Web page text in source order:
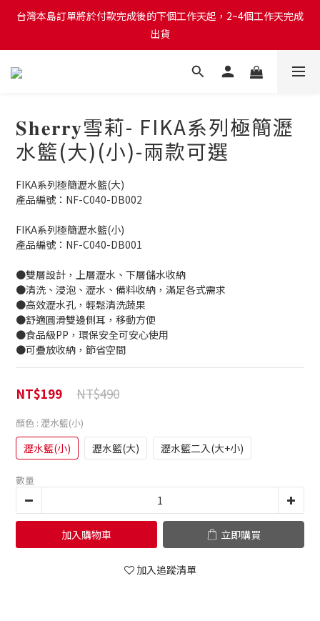
台灣本島訂單將於付款完成後的下個工作天起，2~4個工作天完成
出貨
台灣本島訂單將於付款完成後的下個工作天起，2~4個工作天完成
出貨
台灣本島消費滿$999免運費
台灣本島訂單將於付款完成後的下個工作天起，2~4個工作天完成
出貨
𝐒𝐡𝐞𝐫𝐫𝐲雪莉- FIKA系列極簡瀝
水籃(大)(小)-兩款可選
FIKA系列極簡瀝水籃(大)
產品編號：NF-C040-DB002
FIKA系列極簡瀝水籃(小)
產品編號：NF-C040-DB001
●雙層設計，上層瀝水、下層儲水收納
●清洗、浸泡、瀝水、備料收納，滿足各式需求
●高效瀝水孔，輕鬆清洗蔬果
●舒適圓滑雙邊側耳，移動方便
●食品級PP，環保安全可安心使用
●可疊放收納，節省空間
NT$490
NT$199
顏色 : 瀝水籃(小)
瀝水籃(小) 瀝水籃(大) 瀝水籃二入(大+小)
數量
加入購物車 立即購買
加入追蹤清單